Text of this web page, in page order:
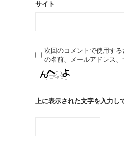
サイト
次回のコメントで使用す
の名前、メールアドレス、
上に表示された文字を入力し